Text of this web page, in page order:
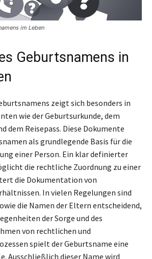
im Leben
Geburtsnamens in
zeigt sich besonders in
wie der Geburtsurkunde, dem
dem Reisepass. Diese Dokumente
als grundlegende Basis für die
einer Person. Ein klar definierter
die rechtliche Zuordnung zu einer
die Dokumentation von
In vielen Regelungen sind
die Namen der Eltern entscheidend,
der Sorge und des
von rechtlichen und
spielt der Geburtsname eine
Ausschließlich dieser Name wird